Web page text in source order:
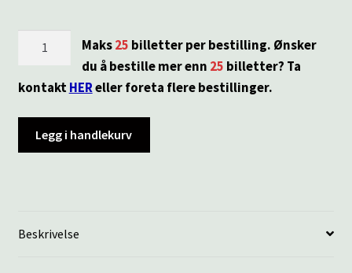
Candlelight-
konsert!
-
antall
Maks25 billetter per bestilling. Ønsker
du å bestille mer enn 25 billetter? Ta
kontaktHEReller foreta flere bestillinger.
Legg i handlekurv
Beskrivelse